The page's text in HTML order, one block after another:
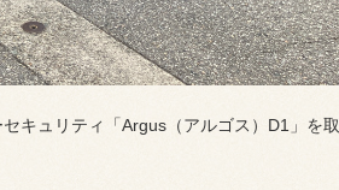
キュリティ「Argus（アルゴス）D1」を取